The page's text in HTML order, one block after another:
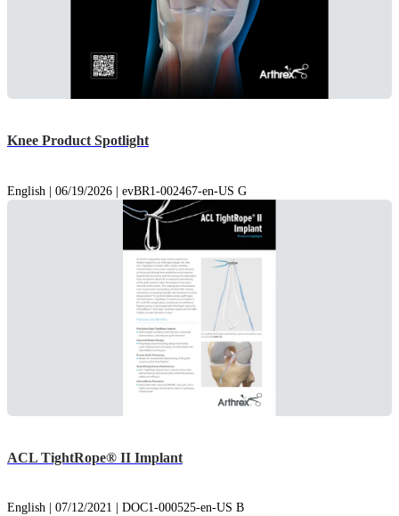
Knee Product Spotlight
English | 06/19/2026 | evBR1-002467-en-US G
ACL TightRope® II Implant
English | 07/12/2021 | DOC1-000525-en-US B